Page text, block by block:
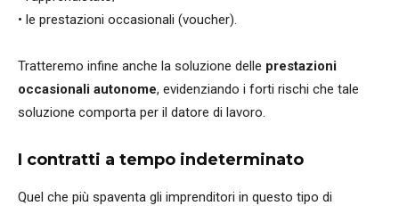
• le prestazioni occasionali (voucher).
Tratteremo infine anche la soluzione delle prestazioni
occasionali autonome, evidenziando i forti rischi che tale
soluzione comporta per il datore di lavoro.
I contratti a tempo indeterminato
Quel che più spaventa gli imprenditori in questo tipo di